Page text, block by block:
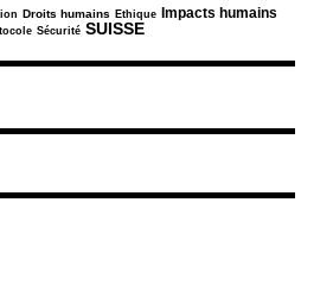
Droits humains Ethique Impacts humains
Sécurité SUISSE